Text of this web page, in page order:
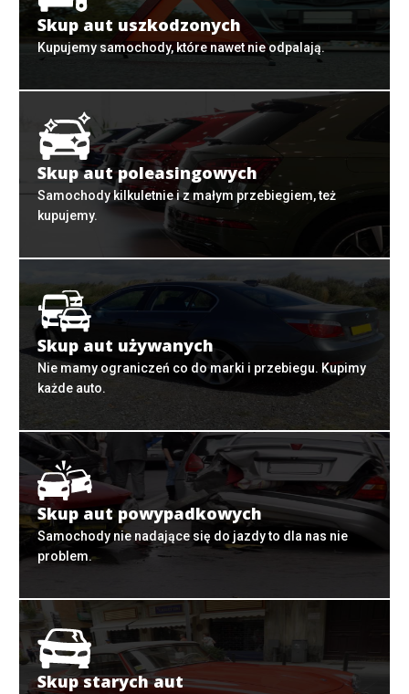
Skup aut uszkodzonych
Kupujemy samochody, które nawet nie odpalają.
Skup aut poleasingowych
Samochody kilkuletnie i z małym przebiegiem, też
kupujemy.
Skup aut używanych
Nie mamy ograniczeń co do marki i przebiegu. Kupimy
każde auto.
Skup aut powypadkowych
Samochody nie nadające się do jazdy to dla nas nie
problem.
Skup starych aut